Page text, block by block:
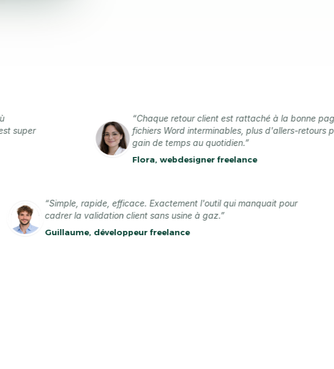
“Chaque retour client est rattaché à la bonne page. Plus
fichiers Word interminables, plus d'allers-retours par mail.
gain de temps au quotidien.”
Flora, webdesigner freelance
“Simple, rapide, efficace. Exactement l'outil qui manquait pour
cadrer la validation client sans usine à gaz.”
Guillaume, développeur freelance